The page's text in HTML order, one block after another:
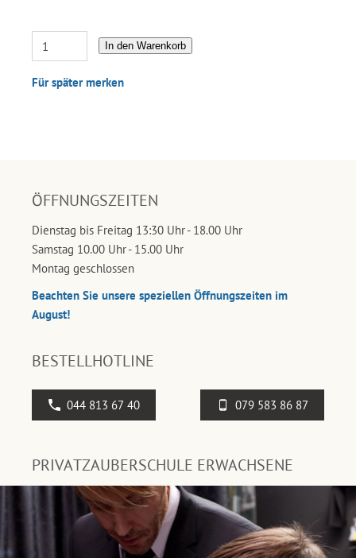
In den Warenkorb
Für später merken
ÖFFNUNGSZEITEN
Dienstag bis Freitag 13:30 Uhr - 18.00 Uhr
Samstag 10.00 Uhr - 15.00 Uhr
Montag geschlossen
Beachten Sie unsere speziellen Öffnungszeiten im
August!
BESTELLHOTLINE
044 813 67 40 079 583 86 87
PRIVATZAUBERSCHULE ERWACHSENE